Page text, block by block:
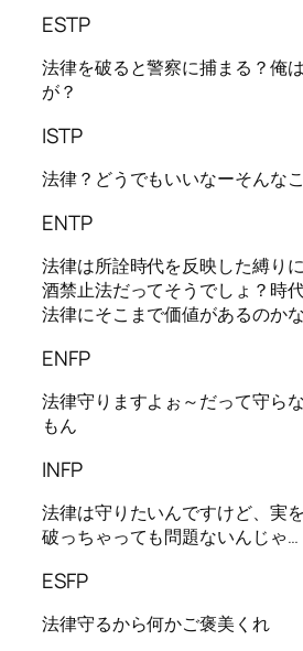
ESTP
法律を破ると警察に捕まる？俺
が？
ISTP
法律？どうでもいいなーそんな
ENTP
法律は所詮時代を反映した縛り
酒禁止法だってそうでしょ？時
法律にそこまで価値があるのか
ENFP
法律守りますよぉ～だって守ら
もん
INFP
法律は守りたいんですけど、実
破っちゃっても問題ないんじゃ…
ESFP
法律守るから何かご褒美くれ